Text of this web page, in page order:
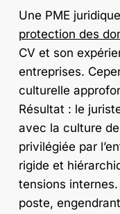
Une PME
protection des
CV et son
entreprises.
culturelle
Résultat : le
avec la culture
privilégiée par
rigide et
tensions
poste,